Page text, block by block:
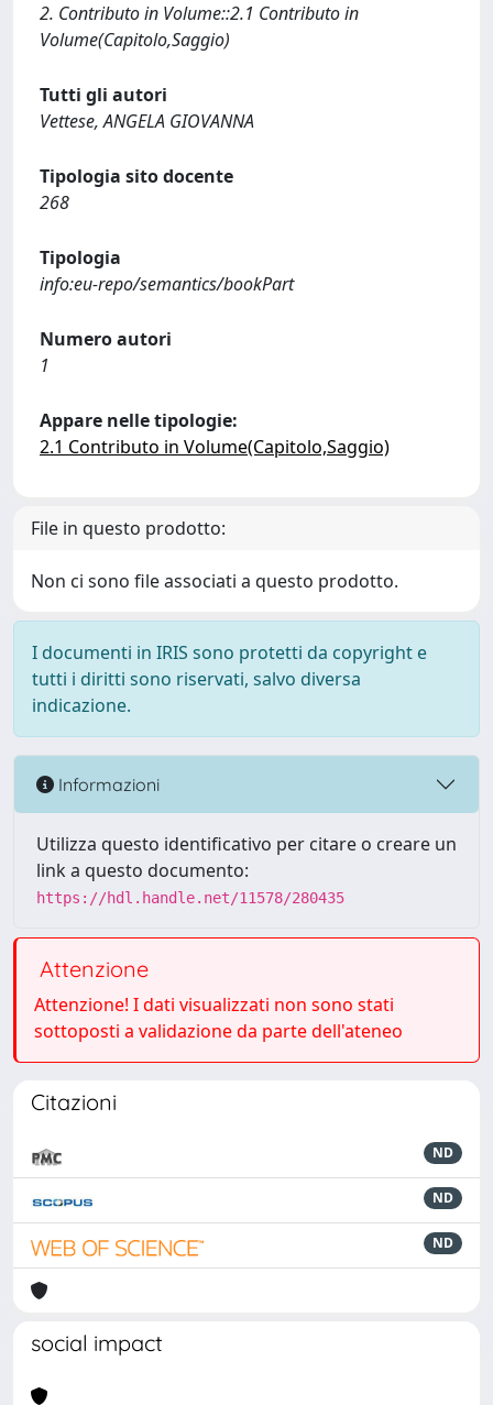
2. Contributo in Volume::2.1 Contributo in
Volume(Capitolo,Saggio)
Tutti gli autori
Vettese, ANGELA GIOVANNA
Tipologia sito docente
268
Tipologia
info:eu-repo/semantics/bookPart
Numero autori
1
Appare nelle tipologie:
2.1 Contributo in Volume(Capitolo,Saggio)
File in questo prodotto:
Non ci sono file associati a questo prodotto.
I documenti in IRIS sono protetti da copyright e
tutti i diritti sono riservati, salvo diversa
indicazione.
Informazioni
Utilizza questo identificativo per citare o creare un
link a questo documento:
https://hdl.handle.net/11578/280435
Attenzione
Attenzione! I dati visualizzati non sono stati
sottoposti a validazione da parte dell'ateneo
Citazioni
ND
ND
ND
social impact